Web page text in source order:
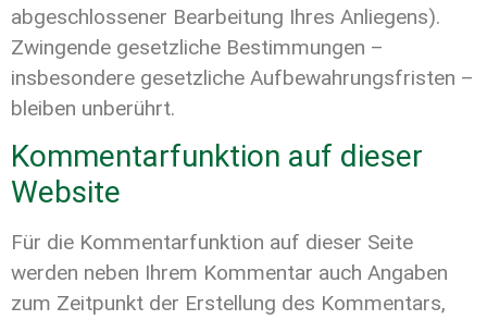
abgeschlossener Bearbeitung Ihres Anliegens).
Zwingende gesetzliche Bestimmungen –
insbesondere gesetzliche Aufbewahrungsfristen –
bleiben unberührt.
Kommentarfunktion auf dieser
Website
Für die Kommentarfunktion auf dieser Seite
werden neben Ihrem Kommentar auch Angaben
zum Zeitpunkt der Erstellung des Kommentars,